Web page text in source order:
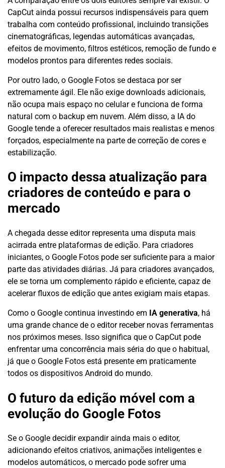
CapCut ainda possui recursos indispensáveis para quem
trabalha com conteúdo profissional, incluindo transições
cinematográficas, legendas automáticas avançadas,
efeitos de movimento, filtros estéticos, remoção de fundo e
modelos prontos para diferentes redes sociais.
Por outro lado, o Google Fotos se destaca por ser
extremamente ágil. Ele não exige downloads adicionais,
não ocupa mais espaço no celular e funciona de forma
natural com o backup em nuvem. Além disso, a IA do
Google tende a oferecer resultados mais realistas e menos
forçados, especialmente na parte de correção de cores e
estabilização.
O impacto dessa atualização para
criadores de conteúdo e para o
mercado
A chegada desse editor representa uma disputa mais
acirrada entre plataformas de edição. Para criadores
iniciantes, o Google Fotos pode ser suficiente para a maior
parte das atividades diárias. Já para criadores avançados,
ele se torna um complemento rápido e eficiente, capaz de
acelerar fluxos de edição que antes exigiam mais etapas.
Como o Google continua investindo em IA generativa, há
uma grande chance de o editor receber novas ferramentas
nos próximos meses. Isso significa que o CapCut pode
enfrentar uma concorrência mais séria do que o habitual,
já que o Google Fotos está presente em praticamente
todos os dispositivos Android do mundo.
O futuro da edição móvel com a
evolução do Google Fotos
Se o Google decidir expandir ainda mais o editor,
adicionando efeitos criativos, animações inteligentes e
modelos automáticos, o mercado pode sofrer uma